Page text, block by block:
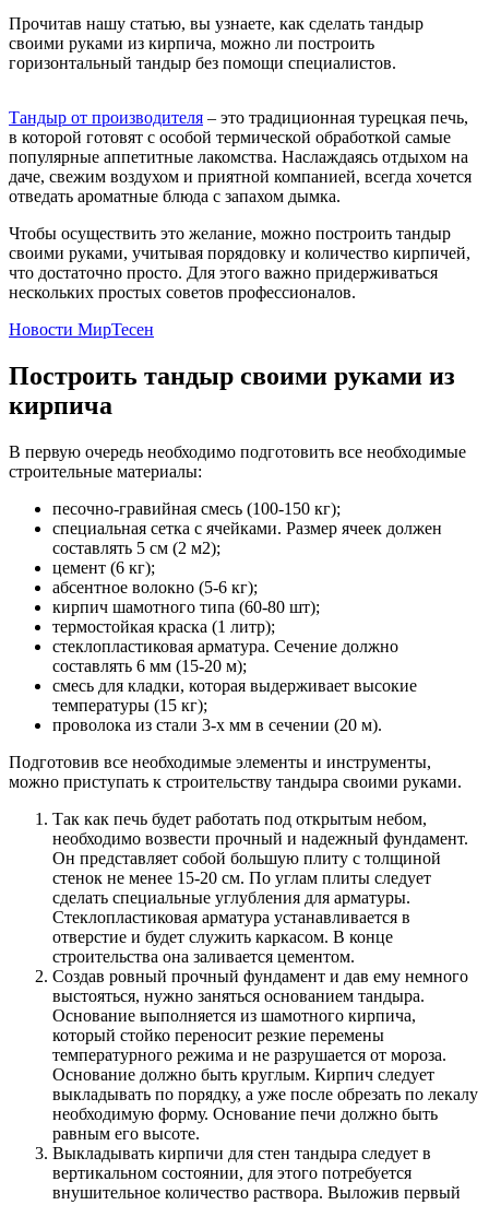
Прочитав нашу статью, вы узнаете, как сделать тандыр
своими руками из кирпича, можно ли построить
горизонтальный тандыр без помощи специалистов.
Тандыр от производителя – это традиционная турецкая печь,
в которой готовят с особой термической обработкой самые
популярные аппетитные лакомства. Наслаждаясь отдыхом на
даче, свежим воздухом и приятной компанией, всегда хочется
отведать ароматные блюда с запахом дымка.
Чтобы осуществить это желание, можно построить тандыр
своими руками, учитывая порядовку и количество кирпичей,
что достаточно просто. Для этого важно придерживаться
нескольких простых советов профессионалов.
Новости МирТесен
Построить тандыр своими руками из
кирпича
В первую очередь необходимо подготовить все необходимые
строительные материалы:
песочно-гравийная смесь (100-150 кг);
специальная сетка с ячейками. Размер ячеек должен
составлять 5 см (2 м2);
цемент (6 кг);
абсентное волокно (5-6 кг);
кирпич шамотного типа (60-80 шт);
термостойкая краска (1 литр);
стеклопластиковая арматура. Сечение должно
составлять 6 мм (15-20 м);
смесь для кладки, которая выдерживает высокие
температуры (15 кг);
проволока из стали 3-х мм в сечении (20 м).
Подготовив все необходимые элементы и инструменты,
можно приступать к строительству тандыра своими руками.
Так как печь будет работать под открытым небом,
необходимо возвести прочный и надежный фундамент.
Он представляет собой большую плиту с толщиной
стенок не менее 15-20 см. По углам плиты следует
сделать специальные углубления для арматуры.
Стеклопластиковая арматура устанавливается в
отверстие и будет служить каркасом. В конце
строительства она заливается цементом.
Создав ровный прочный фундамент и дав ему немного
выстояться, нужно заняться основанием тандыра.
Основание выполняется из шамотного кирпича,
который стойко переносит резкие перемены
температурного режима и не разрушается от мороза.
Основание должно быть круглым. Кирпич следует
выкладывать по порядку, а уже после обрезать по лекалу
необходимую форму. Основание печи должно быть
равным его высоте.
Выкладывать кирпичи для стен тандыра следует в
вертикальном состоянии, для этого потребуется
внушительное количество раствора. Выложив первый